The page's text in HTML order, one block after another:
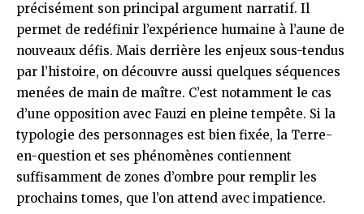
précisément son principal argument narratif. Il
permet de redéfinir l’expérience humaine à l’aune de
nouveaux défis. Mais derrière les enjeux sous-tendus
par l’histoire, on découvre aussi quelques séquences
menées de main de maître. C’est notamment le cas
d’une opposition avec Fauzi en pleine tempête. Si la
typologie des personnages est bien fixée, la Terre-
en-question et ses phénomènes contiennent
suffisamment de zones d’ombre pour remplir les
prochains tomes, que l’on attend avec impatience.